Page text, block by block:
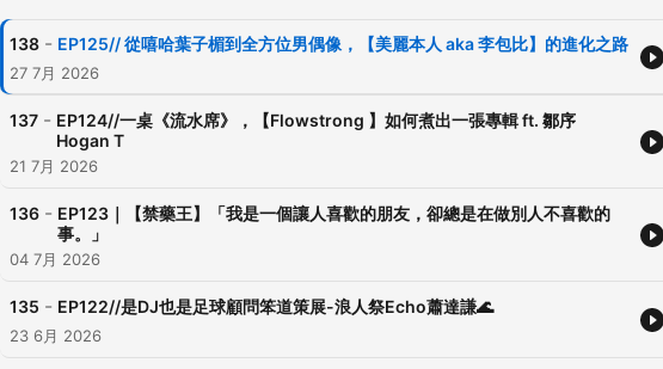
138 - EP125// 從嘻哈葉子楣到全方位男偶像，【美麗本人 aka 李包比】的進化之路
27 7月 2026
137 - EP124//一桌《流水席》，【Flowstrong 】如何煮出一張專輯 ft. 鄒序
Hogan T
21 7月 2026
136 - EP123｜【禁藥王】「我是一個讓人喜歡的朋友，卻總是在做別人不喜歡的
事。」
04 7月 2026
135 - EP122//是DJ也是足球顧問笨道策展-浪人祭Echo蕭達謙🌊
23 6月 2026